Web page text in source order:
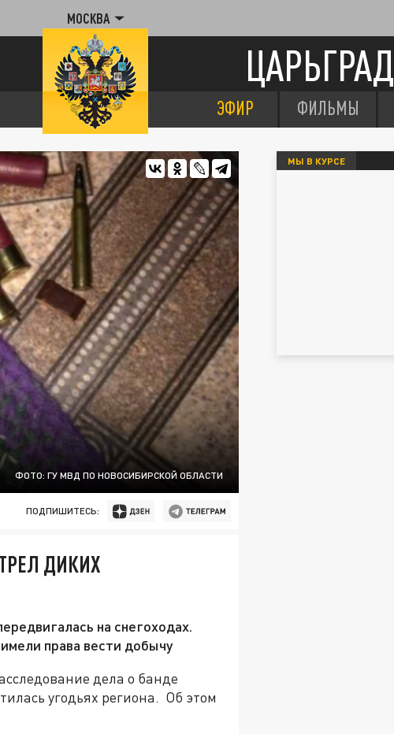
МОСКВА
ЦАРЬГРАД
ЭФИР ФИЛЬМЫ
ФОТО: ГУ МВД ПО НОВОСИБИРСКОЙ ОБЛАСТИ
ПОДПИШИТЕСЬ:
ДИКИХ
на снегоходах.
права вести добычу
дела о банде
угодьях региона. Об этом
МЫ В КУРСЕ